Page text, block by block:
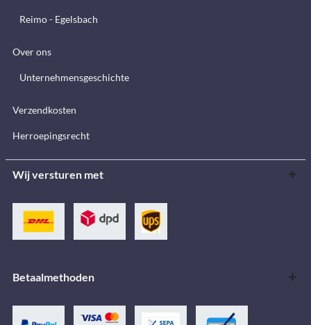
Reimo - Egelsbach
Over ons
Unternehmensgeschichte
Verzendkosten
Herroepingsrecht
Wij versturen met
Betaalmethoden